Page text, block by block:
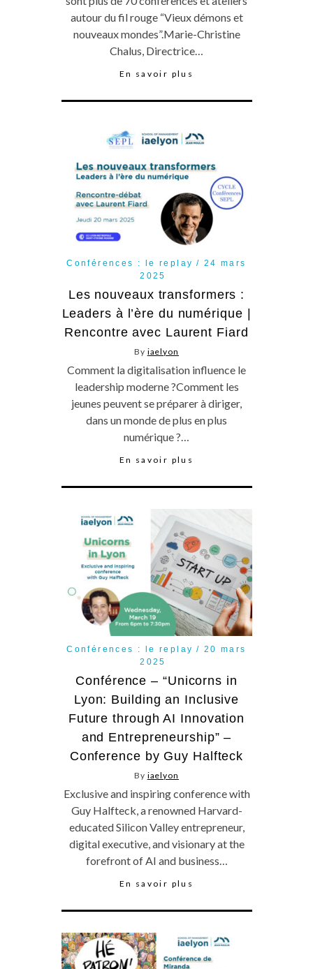
autour du fil rouge “Vieux démons et
nouveaux mondes”.Marie-Christine
Chalus, Directrice…
En savoir plus
Conférences : le replay
24 mars
2025
Les nouveaux transformers :
Leaders à l’ère du numérique |
Rencontre avec Laurent Fiard
By iaelyon
Comment la digitalisation influence le
leadership moderne ?Comment les
jeunes peuvent se préparer à diriger,
dans un monde de plus en plus
numérique ?…
En savoir plus
Conférences : le replay
20 mars
2025
Conférence – “Unicorns in
Lyon: Building an Inclusive
Future through AI Innovation
and Entrepreneurship” –
Conference by Guy Halfteck
By iaelyon
Exclusive and inspiring conference with
Guy Halfteck, a renowned Harvard-
educated Silicon Valley entrepreneur,
digital executive, and visionary at the
forefront of AI and business…
En savoir plus